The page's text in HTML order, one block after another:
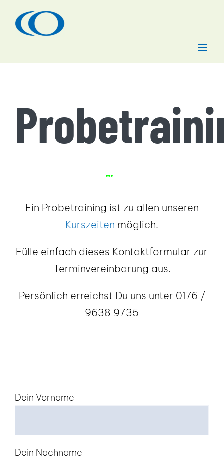
Inhalt
springen
Ein Probetraining ist zu allen unseren
Kurszeiten möglich.
Fülle einfach dieses Kontaktformular zur
Terminvereinbarung aus.
Persönlich erreichst Du uns unter 0176 /
9638 9735
Dein Vorname
Dein Nachname